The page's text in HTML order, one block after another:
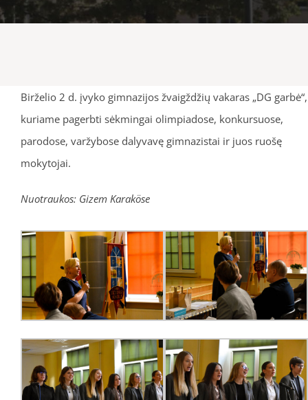
Birželio 2 d. įvyko gimnazijos žvaigždžių vakaras „DG garbė“,
kuriame pagerbti sėkmingai olimpiadose, konkursuose,
parodose, varžybose dalyvavę gimnazistai ir juos ruošę
mokytojai.
Nuotraukos: Gizem Karaköse